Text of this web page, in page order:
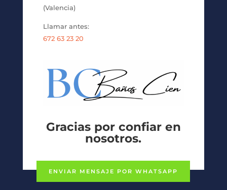
(Valencia)
Llamar antes:
672 63 23 20
Gracias por confiar en
nosotros.
ENVIAR MENSAJE POR WHATSAPP